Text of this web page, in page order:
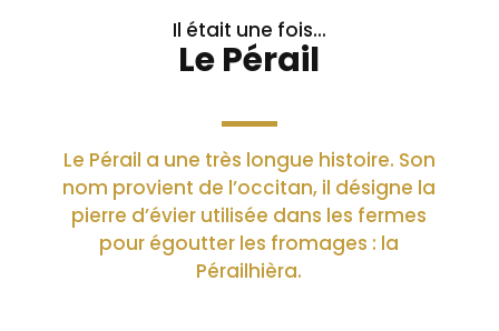
Le Pérail
Le Pérail a une très longue histoire. Son
nom provient de l’occitan, il désigne la
pierre d’évier utilisée dans les fermes
pour égoutter les fromages : la
Pérailhièra.